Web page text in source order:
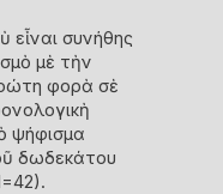
συνήθης
μὲ τὴν
φορὰ σὲ
ψήφισμα
δωδεκάτου